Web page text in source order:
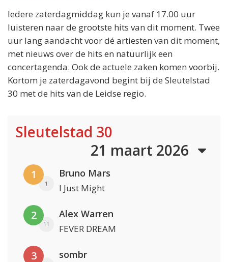
Iedere zaterdagmiddag kun je vanaf 17.00 uur
luisteren naar de grootste hits van dit moment. Twee
uur lang aandacht voor dé artiesten van dit moment,
met nieuws over de hits en natuurlijk een
concertagenda. Ook de actuele zaken komen voorbij.
Kortom je zaterdagavond begint bij de Sleutelstad
30 met de hits van de Leidse regio.
Sleutelstad 30
21 maart 2026
1
1
Bruno Mars
I Just Might
2
11
Alex Warren
FEVER DREAM
3 sombr